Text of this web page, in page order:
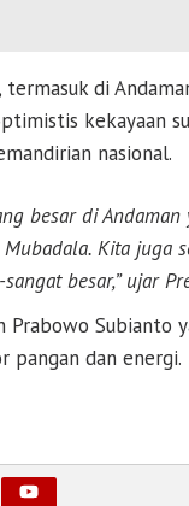
di
kekayaan
nasional.
besar di
Kita juga
besar,” ujar
Prabowo Subianto
pangan dan energi.